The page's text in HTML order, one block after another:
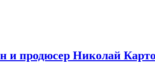
и продюсер Николай